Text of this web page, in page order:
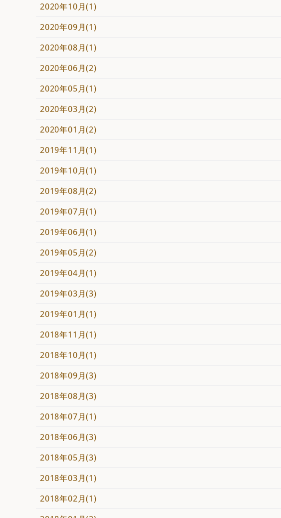
2020年10月(1)
2020年09月(1)
2020年08月(1)
2020年06月(2)
2020年05月(1)
2020年03月(2)
2020年01月(2)
2019年11月(1)
2019年10月(1)
2019年08月(2)
2019年07月(1)
2019年06月(1)
2019年05月(2)
2019年04月(1)
2019年03月(3)
2019年01月(1)
2018年11月(1)
2018年10月(1)
2018年09月(3)
2018年08月(3)
2018年07月(1)
2018年06月(3)
2018年05月(3)
2018年03月(1)
2018年02月(1)